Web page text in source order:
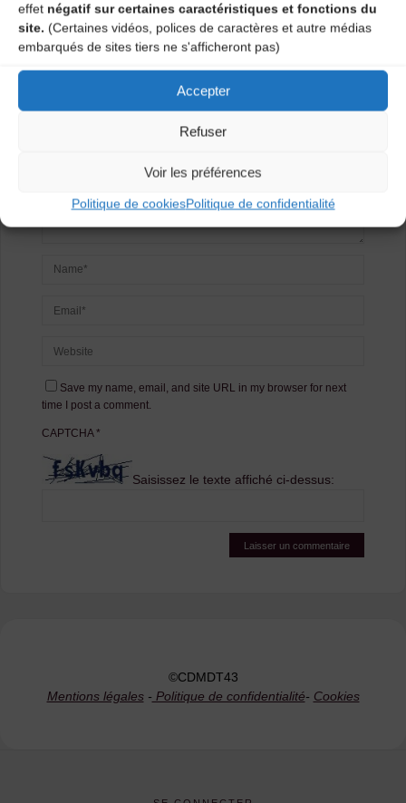
effet négatif sur certaines caractéristiques et fonctions du
site. (Certaines vidéos, polices de caractères et autre médias
embarqués de sites tiers ne s'afficheront pas)
Accepter
Refuser
Voir les préférences
Politique de cookiesPolitique de confidentialité
commentaire
obligatoires sont indiqués avec*
Save my name, email, and site URL in my browser for next
time I post a comment.
CAPTCHA*
Saisissez le texte affiché ci-dessus:
©CDMDT43
Mentions légales- Politique de confidentialité- Cookies